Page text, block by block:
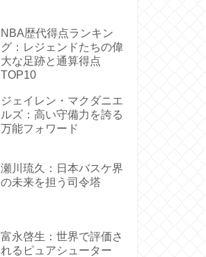
NBA歴代得点ランキン
グ：レジェンドたちの偉
大な足跡と通算得点
TOP10
ジェイレン・マクダニエ
ルズ：高い守備力を誇る
万能フォワード
瀬川琉久：日本バスケ界
の未来を担う司令塔
富永啓生：世界で評価さ
れるピュアシューター